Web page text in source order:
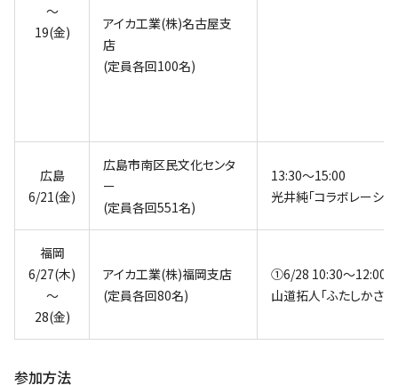
～
19(金)
アイカ工業(株)名古屋支
店
(定員各回100名)
広島
6/21(金)
広島市南区民文化センタ
ー
(定員各回551名)
13:30～15:00
光井純｢コラボレーシ
福岡
6/27(木)
～
28(金)
アイカ工業(株)福岡支店
(定員各回80名)
①6/28 10:30～12:00
山道拓人｢ふたしかさ
参加方法